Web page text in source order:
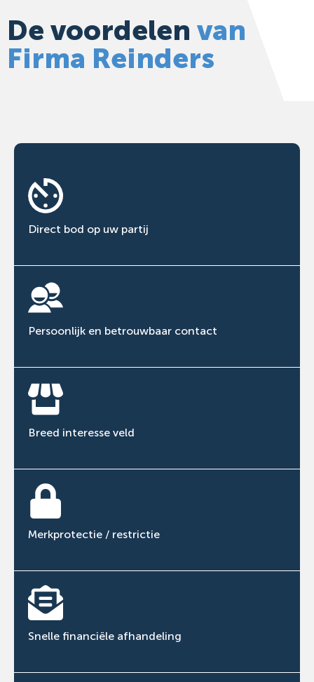
De voordelen van
Firma Reinders
Direct bod op uw partij
Persoonlijk en betrouwbaar contact
Breed interesse veld
Merkprotectie / restrictie
Snelle financiële afhandeling